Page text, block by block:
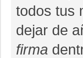
todos tus
dejar de
firma